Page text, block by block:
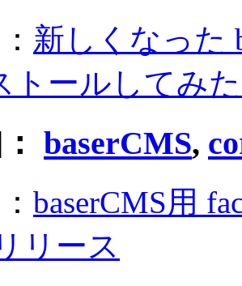
新しくなった
トールしてみ
baserCMS,
baserCMS用
リース